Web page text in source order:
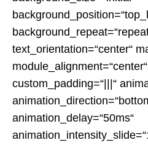
text_orientation=“center“
custom_padding=“|||“
animation_delay=“50ms“